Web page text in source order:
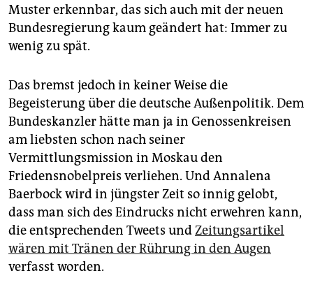
Muster erkennbar, das sich auch mit der neuen
Bundesregierung kaum geändert hat: Immer zu
wenig zu spät.
Das bremst jedoch in keiner Weise die
Begeisterung über die deutsche Außenpolitik. Dem
Bundeskanzler hätte man ja in Genossenkreisen
am liebsten schon nach seiner
Vermittlungsmission in Moskau den
Friedensnobelpreis verliehen. Und Annalena
Baerbock wird in jüngster Zeit so innig gelobt,
dass man sich des Eindrucks nicht erwehren kann,
die entsprechenden Tweets undZeitungsartikel
wären mit Tränen der Rührung in den Augen
verfasst worden.